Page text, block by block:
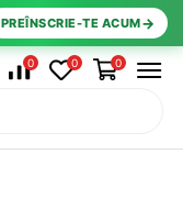
PREÎNSCRIE-TE ACUM→
0 0 0